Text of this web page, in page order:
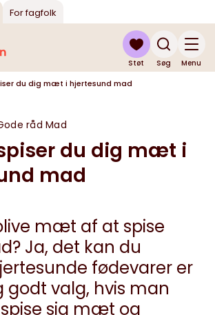
For fagfolk
Søg
Støt Menu
du dig mæt i hjertesund mad
råd Mad
du dig mæt i
mad
mæt af at spise
Ja, det kan du
fødevarer er
godt valg, hvis man
sig mæt og